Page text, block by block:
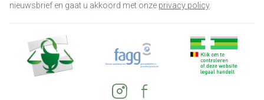
nieuwsbrief en gaat u akkoord met onze privacy policy.